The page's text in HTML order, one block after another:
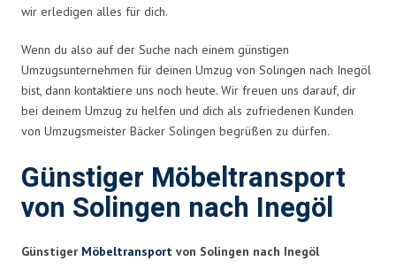
wir erledigen alles für dich.
Wenn du also auf der Suche nach einem günstigen
Umzugsunternehmen für deinen Umzug von Solingen nach Inegöl
bist, dann kontaktiere uns noch heute. Wir freuen uns darauf, dir
bei deinem Umzug zu helfen und dich als zufriedenen Kunden
von Umzugsmeister Bäcker Solingen begrüßen zu dürfen.
Günstiger Möbeltransport
von Solingen nach Inegöl
Günstiger Möbeltransport von Solingen nach Inegöl